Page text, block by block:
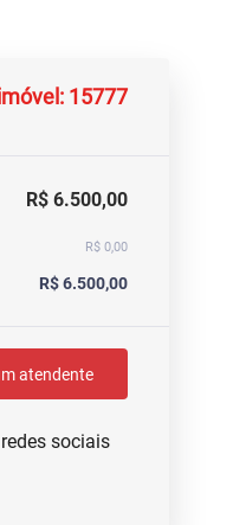
15777
R$ 6.500,00
R$ 0,00
R$ 6.500,00
Quero falar com um atendente
sociais